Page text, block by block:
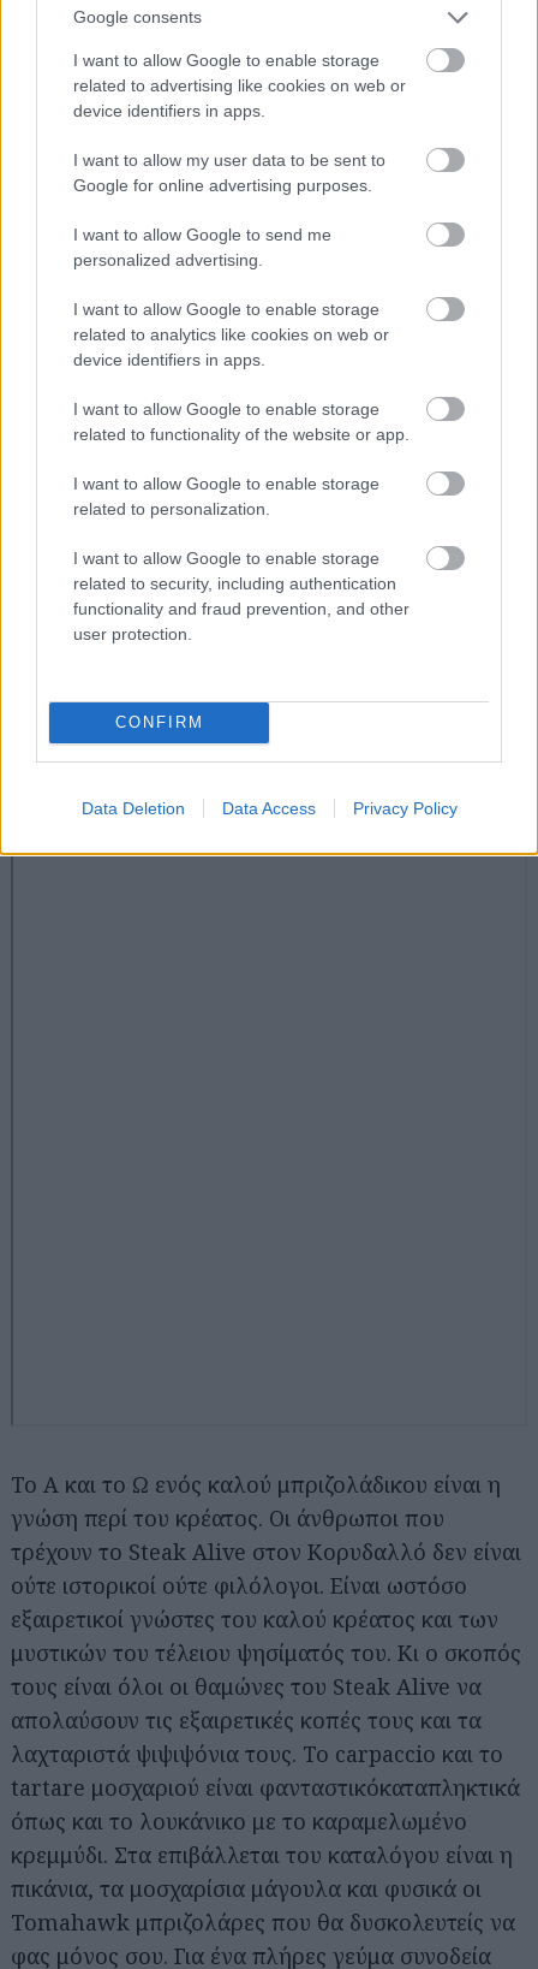
Google consents
I want to allow Google to enable storage
related to advertising like cookies on web or
device identifiers in apps.
I want to allow my user data to be sent to
Google for online advertising purposes.
I want to allow Google to send me
personalized advertising.
I want to allow Google to enable storage
related to analytics like cookies on web or
device identifiers in apps.
I want to allow Google to enable storage
related to functionality of the website or app.
I want to allow Google to enable storage
related to personalization.
I want to allow Google to enable storage
related to security, including authentication
functionality and fraud prevention, and other
user protection.
CONFIRM
Data Deletion Data Access Privacy Policy
μέχρι σήμερα μαθαίνει στους αλλόθρησκους, πως
φτιάχνεται το παραδοσιακό σουβλάκι. Όλα τα
τυλιχτά έχουν ντοματούλα, φρεσκοκομμένο
κρεμμυδάκι και μαϊντανό όπως γίνονταν παλιά. Το
χοιρινό ψαρονέφρι σε καλαμάκι ή τυλιχτό είναι
must, όπως και το πολίτικο σουτζούκι που βάζει
φωτιά στον ουρανίσκο μας και πολύ καλά του
κάνει. Πριν κλείσουμε την αναφορά μας, ας
τερματίζει την απόλαυση με την εξαιρετική
ποιότητά του. Οι πίτες ξεκινούν από 2,70€.
Steak Alive
Κρήτης 23, Κορυδαλλός τηλ.: 21 0495 2000
To A και το Ω ενός καλού μπριζολάδικου είναι η
γνώση περί του κρέατος. Οι άνθρωποι που
τρέχουν το Steak Alive στον Κορυδαλλό δεν είναι
ούτε ιστορικοί ούτε φιλόλογοι. Είναι ωστόσο
εξαιρετικοί γνώστες του καλού κρέατος και των
μυστικών του τέλειου ψησίματός του. Κι ο σκοπός
τους είναι όλοι οι θαμώνες του Steak Alive να
απολαύσουν τις εξαιρετικές κοπές τους και τα
λαχταριστά ψιψιψόνια τους. Το carpaccio και το
tartare μοσχαριού είναι φανταστικόκαταπληκτικά
όπως και το λουκάνικο με το καραμελωμένο
κρεμμύδι. Στα επιβάλλεται του καταλόγου είναι η
πικάνια, τα μοσχαρίσια μάγουλα και φυσικά οι
Tomahawk μπριζολάρες που θα δυσκολευτείς να
φας μόνος σου. Για ένα πλήρες γεύμα συνοδεία